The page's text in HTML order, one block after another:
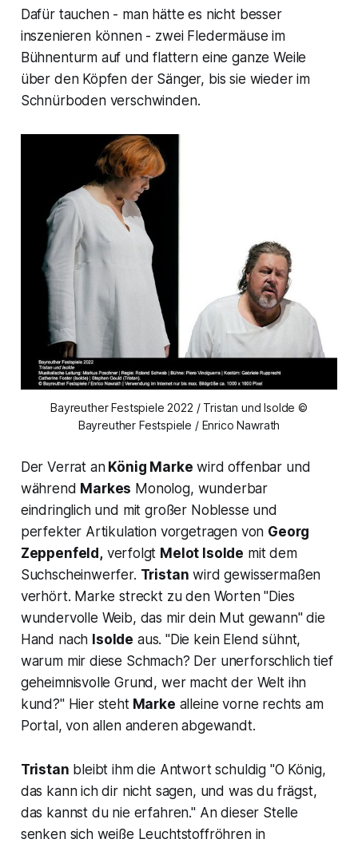
Dafür tauchen - man hätte es nicht besser
inszenieren können - zwei Fledermäuse im
Bühnenturm auf und flattern eine ganze Weile
über den Köpfen der Sänger, bis sie wieder im
Schnürboden verschwinden.
Bayreuther Festspiele 2022 / Tristan und Isolde ©
Bayreuther Festspiele / Enrico Nawrath
Der Verrat anKönig Marke wird offenbar und
während Markes Monolog, wunderbar
eindringlich und mit großer Noblesse und
perfekter Artikulation vorgetragen von Georg
Zeppenfeld,verfolgt Melot Isolde mit dem
Suchscheinwerfer. Tristan wird gewissermaßen
verhört. Marke streckt zu den Worten "Dies
wundervolle Weib, das mir dein Mut gewann" die
Hand nach Isolde aus. "Die kein Elend sühnt,
warum mir diese Schmach? Der unerforschlich tief
geheimnisvolle Grund, wer macht der Welt ihn
kund?"Hier stehtMarke alleine vorne rechts am
Portal, von allen anderen abgewandt.
Tristan bleibt ihm die Antwort schuldig "O König,
das kann ich dir nicht sagen, und was du frägst,
das kannst du nie erfahren."An dieser Stelle
senken sich weiße Leuchtstoffröhren in